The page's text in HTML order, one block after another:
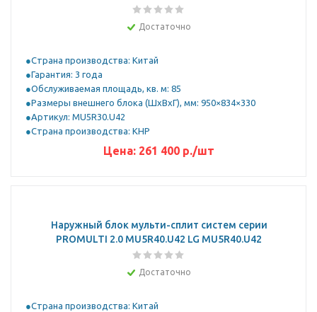
Достаточно
Страна производства: Китай
Гарантия: 3 года
Обслуживаемая площадь, кв. м: 85
Размеры внешнего блока (ШхВхГ), мм: 950×834×330
Артикул: MU5R30.U42
Страна производства: КНР
Цена: 261 400 р./шт
Наружный блок мульти-сплит систем серии
PROMULTI 2.0 MU5R40.U42 LG MU5R40.U42
Достаточно
Страна производства: Китай